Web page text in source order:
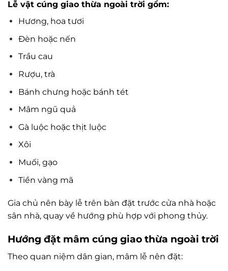
Lễ vật cúng giao thừa ngoài trời gồm:
Hương, hoa tươi
Đèn hoặc nến
Trầu cau
Rượu, trà
Bánh chưng hoặc bánh tét
Mâm ngũ quả
Gà luộc hoặc thịt luộc
Xôi
Muối, gạo
Tiền vàng mã
Gia chủ nên bày lễ trên bàn đặt trước cửa nhà hoặc
sân nhà, quay về hướng phù hợp với phong thủy.
Hướng đặt mâm cúng giao thừa ngoài trời
Theo quan niệm dân gian, mâm lễ nên đặt: